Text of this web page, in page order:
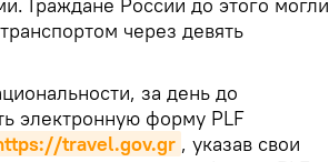
через девять
за день до
электронную форму PLF
travel.gov.gr , указав свои